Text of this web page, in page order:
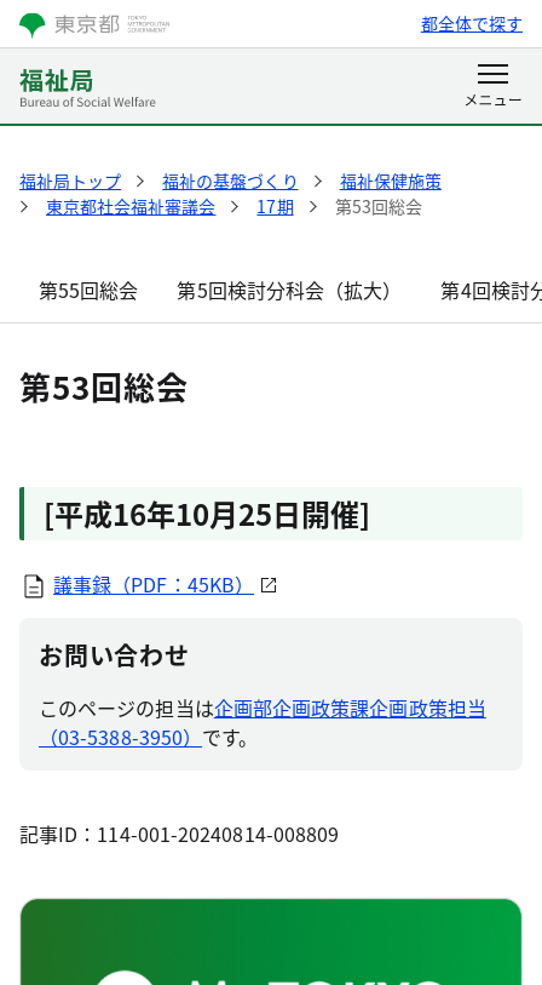
都全体で探す
福祉局トップ 福祉の基盤づくり
福祉保健施策
東京都社会福祉審議会
17期 第53回総会
第55回総会 第5回検討分科会（拡大） 第4回検討
第53回総会
[平成16年10月25日開催]
議事録（PDF：45KB）
お問い合わせ
このページの担当は企画部企画政策課企画政策担当
（03-5388-3950） です。
記事ID：114-001-20240814-008809